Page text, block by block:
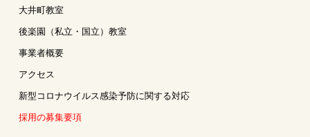
大井町教室
後楽園（私立・国立）教室
事業者概要
アクセス
新型コロナウイルス感染予防に関する対応
採用の募集要項